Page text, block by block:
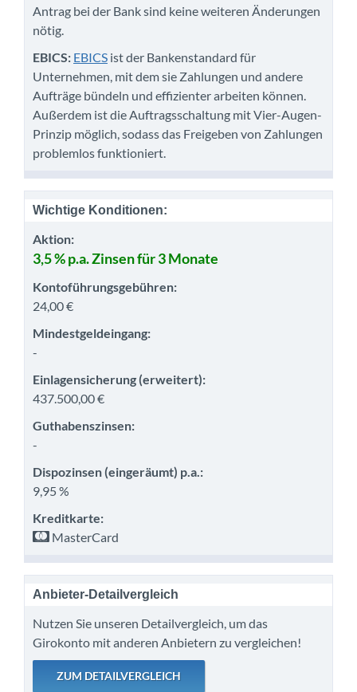
Antrag bei der Bank sind keine weiteren Änderungen
nötig.
EBICS: EBICS ist der Bankenstandard für
Unternehmen, mit dem sie Zahlungen und andere
Aufträge bündeln und effizienter arbeiten können.
Außerdem ist die Auftragsschaltung mit Vier-Augen-
Prinzip möglich, sodass das Freigeben von Zahlungen
problemlos funktioniert.
Wichtige Konditionen:
Aktion:
3,5 % p.a. Zinsen für 3 Monate
Kontoführungsgebühren:
24,00 €
Mindestgeldeingang:
-
Einlagensicherung (erweitert):
437.500,00 €
Guthabenszinsen:
-
Dispozinsen (eingeräumt) p.a.:
9,95 %
Kreditkarte:
MasterCard
Anbieter-Detailvergleich
Nutzen Sie unseren Detailvergleich, um das
Girokonto mit anderen Anbietern zu vergleichen!